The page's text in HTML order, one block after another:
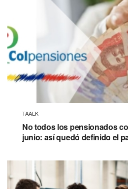
TAALK
No todos los pensionados
junio: así quedó definido el